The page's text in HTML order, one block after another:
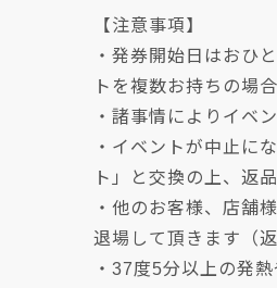
【注意事項】
・発券開始日はおひ
トを複数お持ちの場
・諸事情によりイベ
・イベントが中止に
ト」と交換の上、返
・他のお客様、店舗
退場して頂きます（
・37度5分以上の発